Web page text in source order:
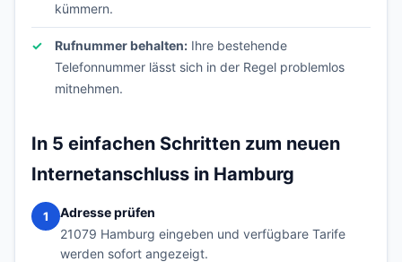
kümmern.
Rufnummer behalten: Ihre bestehende
Telefonnummer lässt sich in der Regel problemlos
mitnehmen.
In 5 einfachen Schritten zum neuen
Internetanschluss in Hamburg
1
Adresse prüfen
21079 Hamburg eingeben und verfügbare Tarife
werden sofort angezeigt.